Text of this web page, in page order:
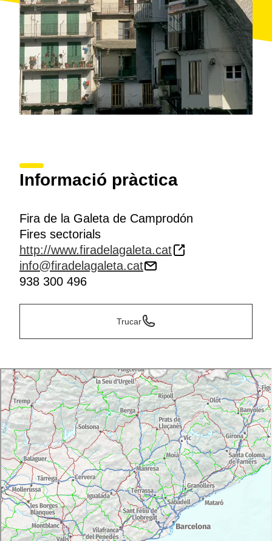
Informació pràctica
Fira de la Galeta de Camprodón
Fires sectorials
http://www.firadelagaleta.cat
info@firadelagaleta.cat
938 300 496
Trucar